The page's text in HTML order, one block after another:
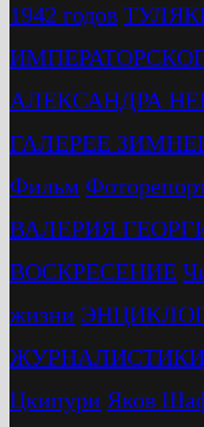
1942 годов
АЛЕКСАНДРА
ГАЛЕРЕЕ
Фильм
ВАЛЕРИЯ
ВОСКРЕСЕНИЕ
жизни
ЖУРНАЛИСТИКИ
Цкипури Яков